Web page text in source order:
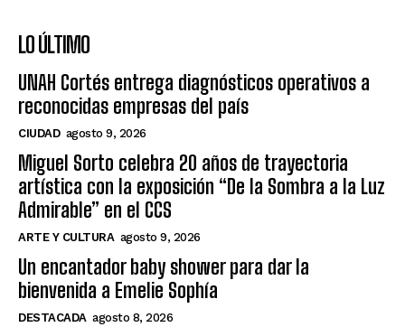
LO ÚLTIMO
UNAH Cortés entrega diagnósticos operativos a
reconocidas empresas del país
CIUDAD agosto 9, 2026
Miguel Sorto celebra 20 años de trayectoria
artística con la exposición “De la Sombra a la Luz
Admirable” en el CCS
ARTE Y CULTURA agosto 9, 2026
Un encantador baby shower para dar la
bienvenida a Emelie Sophía
DESTACADA agosto 8, 2026